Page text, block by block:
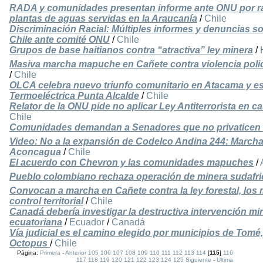
RADA y comunidades presentan informe ante ONU por
plantas de aguas servidas en la Araucanía / Chile
Discriminación Racial: Múltiples informes y denuncias
Chile ante comité ONU / Chile
Grupos de base haitianos contra “atractiva” ley minera /
Masiva marcha mapuche en Cañete contra violencia
/ Chile
OLCA celebra nuevo triunfo comunitario en Atacama y
Termoeléctrica Punta Alcalde / Chile
Relator de la ONU pide no aplicar Ley Antiterrorista en
Chile
Comunidades demandan a Senadores que no privaticen
Video: No a la expansión de Codelco Andina 244:
Aconcagua / Chile
El acuerdo con Chevron y las comunidades mapuches /
Pueblo colombiano rechaza operación de minera
Convocan a marcha en Cañete contra la ley forestal, los
control territorial/ Chile
Canadá debería investigar la destructiva intervención
ecuatoriana / Ecuador / Canadá
Vía judicial es el camino elegido por municipios de
Octopus / Chile
Página:Primera -Anterior 105 106 107 108 109 110 111 112 113 114 [115]116
117 118 119 120 121 122 123 124 125 Siguiente -Ultima